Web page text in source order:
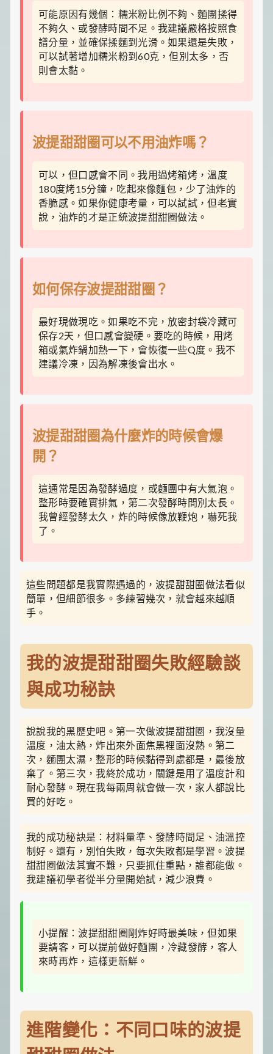
可能原因有幾個：糯米粉比例不夠、麵團揉得
不夠久、或發酵時間不足。我建議嚴格按照食
譜分量，並確保揉麵到光滑。如果還是失敗，
可以試著增加糯米粉到60克，但別太多，否
則會太黏。
波提甜甜圈可以不用油炸嗎？
可以，但口感會不同。我用過烤箱烤，溫度
180度烤15分鐘，吃起來像麵包，少了油炸的
香脆感。如果你健康考量，可以試試，但老實
說，油炸的才是正統波提甜甜圈做法。
如何保存波提甜甜圈？
最好現做現吃。如果吃不完，放密封袋冷藏可
保存2天，但口感會變硬。要吃的時候，用烤
箱或氣炸鍋加熱一下，會恢復一些Q度。我不
建議冷凍，因為解凍後會出水。
波提甜甜圈為什麼炸的時候會爆
開？
這通常是因為發酵過度，或麵團中有大氣泡。
整形時要確實排氣，第二次發酵時間別太長。
我曾經發酵太久，炸的時候像放鞭炮，嚇死我
了。
這些問題都是我實際遇過的，波提甜甜圈做法看似
簡單，但細節很多。多練習幾次，就會越來越順
手。
我的波提甜甜圈失敗經驗談
與成功秘訣
說說我的黑歷史吧。第一次做波提甜甜圈，我沒量
溫度，油太熱，炸出來外面焦黑裡面沒熟。第二
次，麵團太濕，整形的時候黏得到處都是，最後放
棄了。第三次，我終於成功，關鍵是用了溫度計和
耐心發酵。現在我每兩周就會做一次，家人都說比
買的好吃。
我的成功秘訣是：材料量準、發酵時間足、油溫控
制好。還有，別怕失敗，每次失敗都是學習。波提
甜甜圈做法其實不難，只要抓住重點，誰都能做。
我建議初學者從半分量開始試，減少浪費。
小提醒：波提甜甜圈剛炸好時最美味，但如果
要請客，可以提前做好麵團，冷藏發酵，客人
來時再炸，這樣更新鮮。
進階變化：不同口味的波提